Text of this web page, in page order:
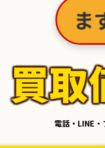
ま
買取
電話・LINE